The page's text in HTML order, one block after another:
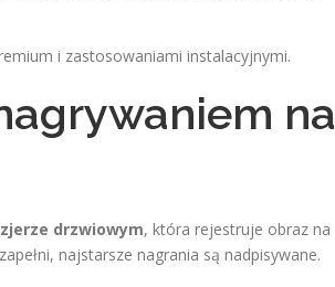
i zastosowaniami instalacyjnymi.
na
drzwiowym, która rejestruje obraz na
najstarsze nagrania są nadpisywane.